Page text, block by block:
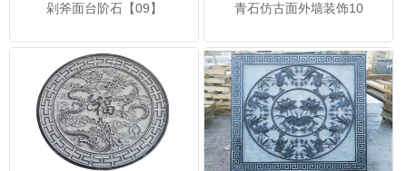
剁斧面台阶石【09】 青石仿古面外墙装饰10